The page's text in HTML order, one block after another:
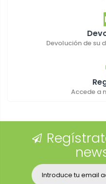
Devolución de su
Accede a